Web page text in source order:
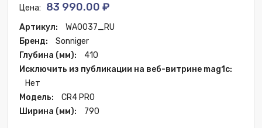
Цена: 83 990.00 ₽
Артикул:
WA0037_RU
Бренд:
Sonniger
Глубина (мм):
410
Исключить из публикации на веб-витрине mag1c:
Нет
Модель:
CR4 PRO
Ширина (мм):
790